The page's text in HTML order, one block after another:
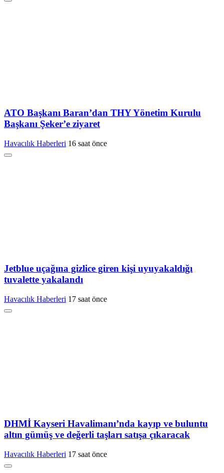
ATO Başkanı Baran’dan THY Yönetim Kurulu
Başkanı Şeker’e ziyaret
Havacılık Haberleri 16 saat önce
Jetblue uçağına gizlice giren kişi uyuyakaldığı
tuvalette yakalandı
Havacılık Haberleri 17 saat önce
DHMİ Kayseri Havalimanı’nda kayıp ve buluntu
altın gümüş ve değerli taşları satışa çıkaracak
Havacılık Haberleri 17 saat önce